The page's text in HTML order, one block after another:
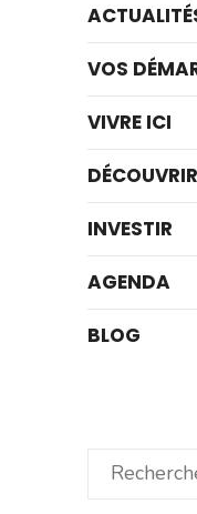
VOS
VIVRE ICI
DÉCOUVRIR
INVESTIR
AGENDA
BLOG
Rechercher